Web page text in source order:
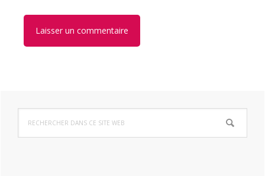
Barre
latérale
dans
ce